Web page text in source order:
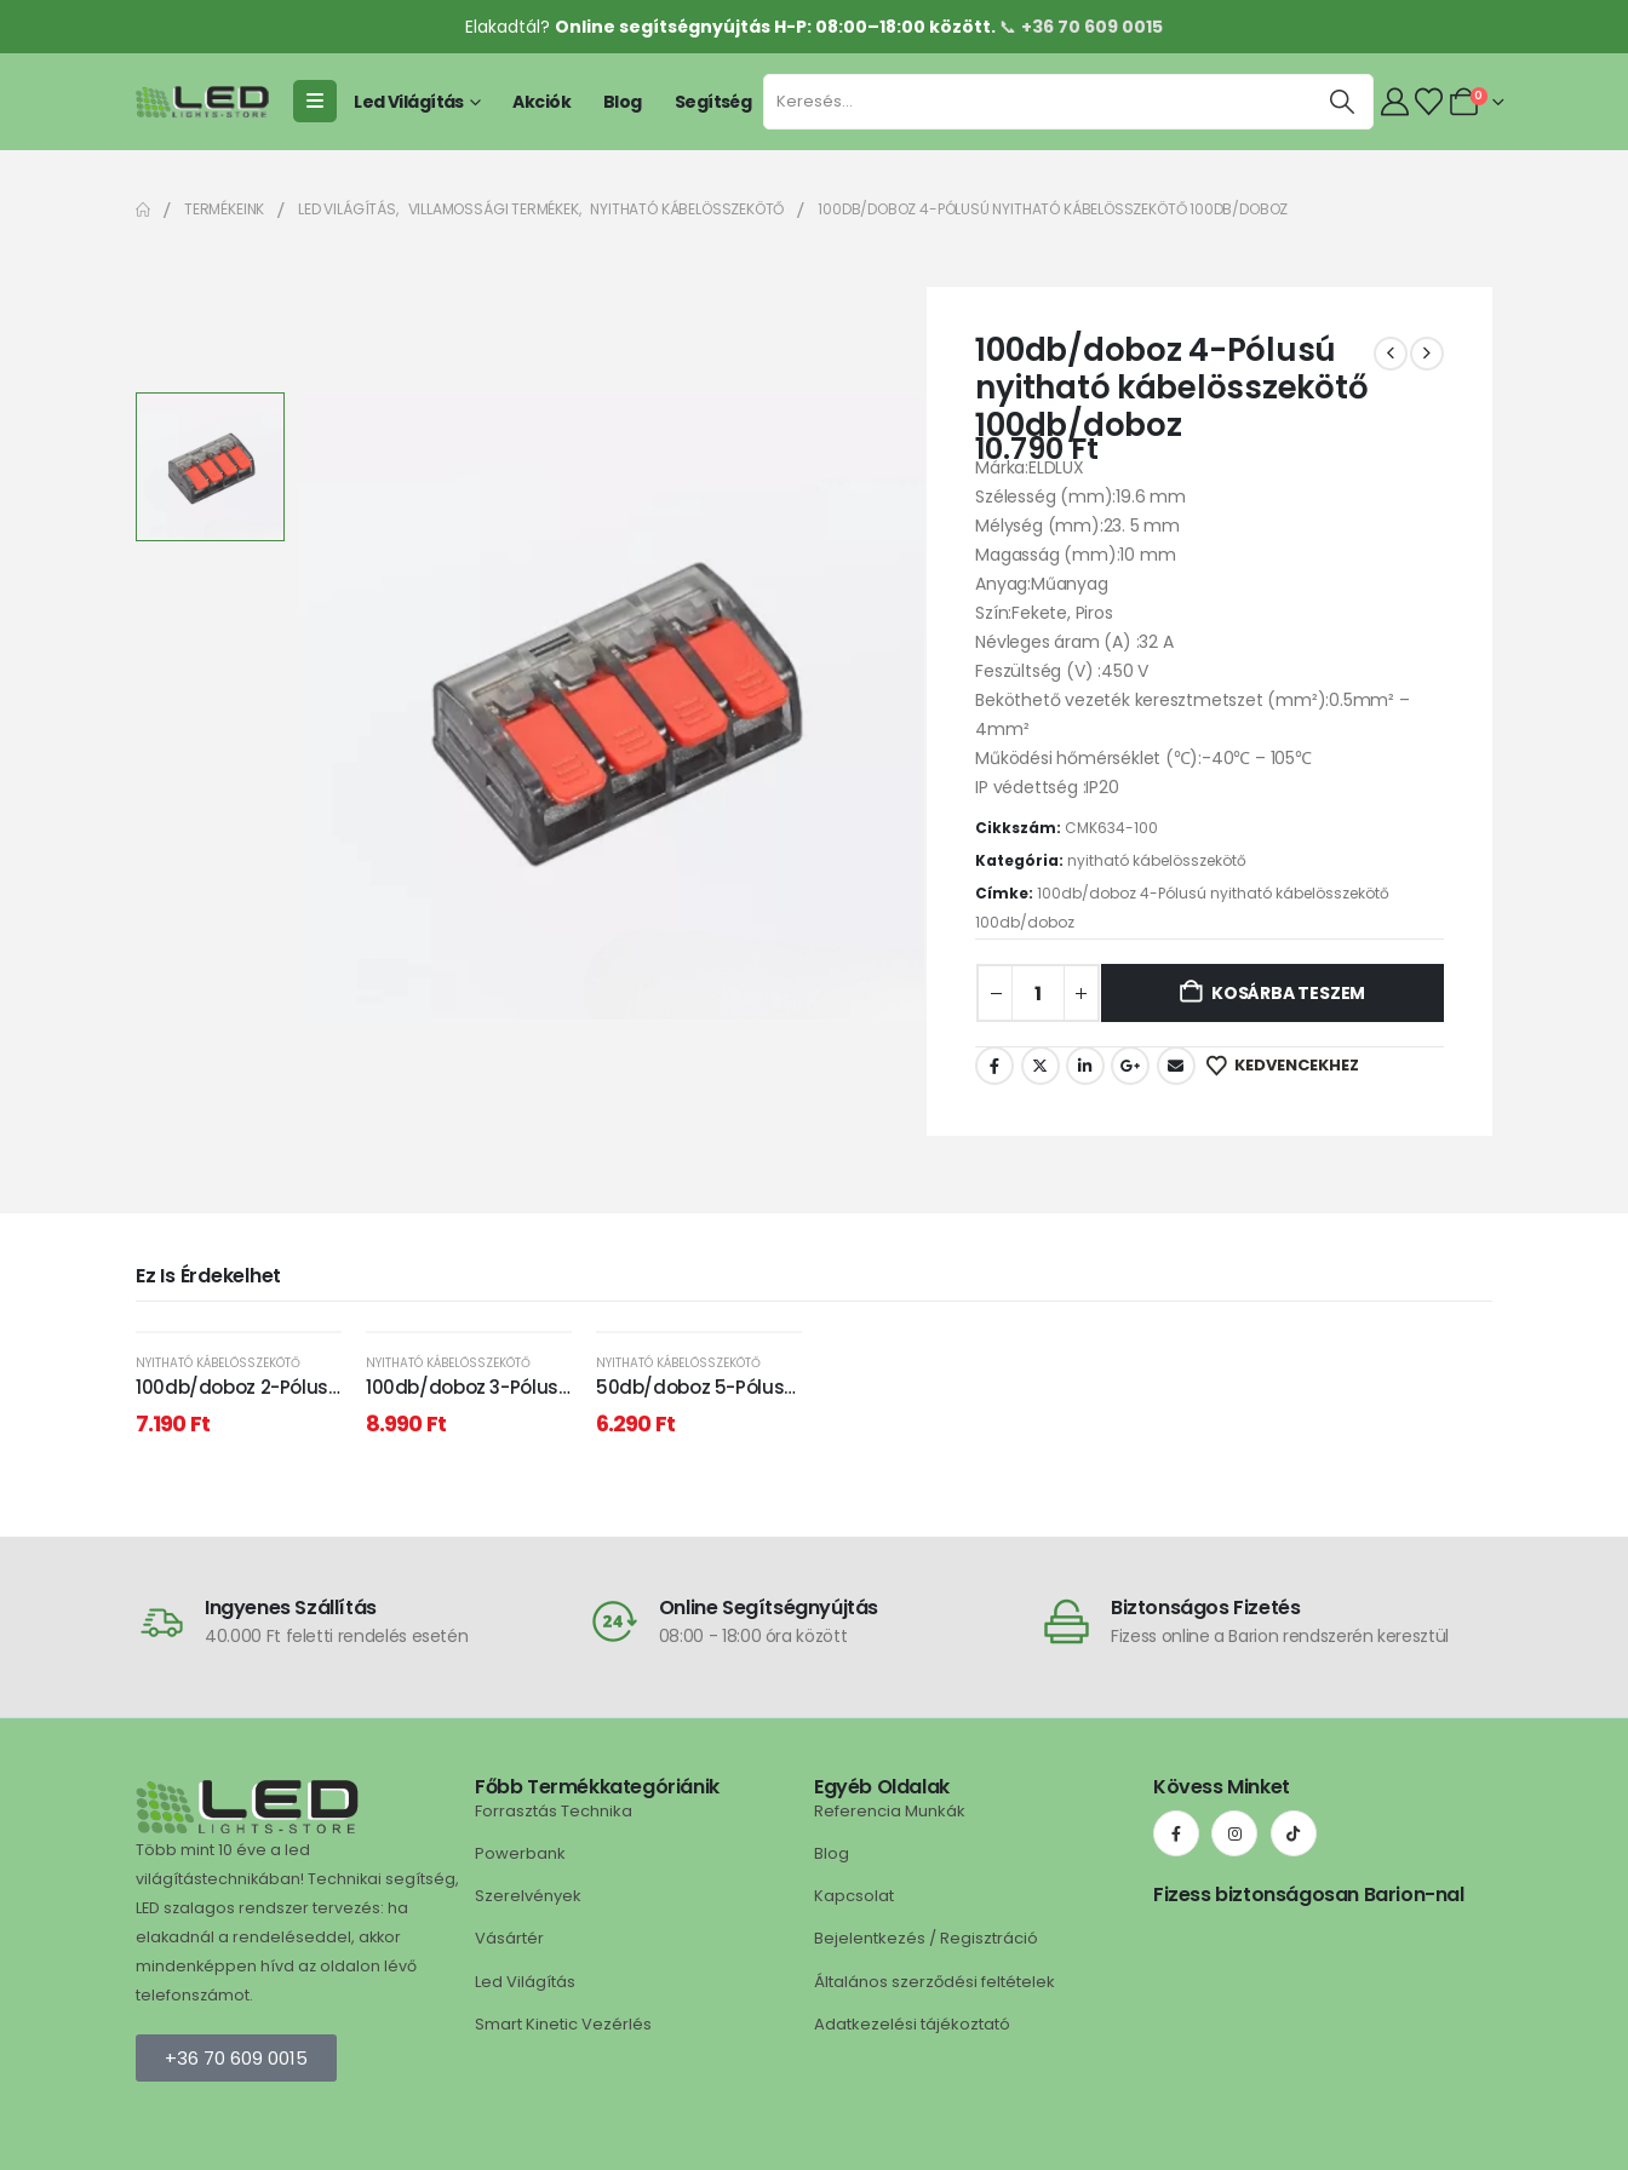
Elakadtál? Online segítségnyújtás H-P: 08:00–18:00 között. 📞 +36 70 609 0015
Led Világítás Akciók Blog Segítség 0
TERMÉKEINK LED VILÁGÍTÁS, VILLAMOSSÁGI TERMÉKEK, NYITHATÓ KÁBELÖSSZEKÖTŐ 100DB/DOBOZ 4-PÓLUSÚ NYITHATÓ KÁBELÖSSZEKÖTŐ 100DB/DOBOZ
100db/doboz 4-Pólusú
nyitható kábelösszekötő
100db/doboz
10.790Ft
Márka:ELDLUX
Szélesség (mm):19.6 mm
Mélység (mm):23. 5 mm
Magasság (mm):10 mm
Anyag:Műanyag
Szín:Fekete, Piros
Névleges áram (A) :32 A
Feszültség (V) :450 V
Beköthető vezeték keresztmetszet (mm²):0.5mm² –
4mm²
Működési hőmérséklet (℃):-40℃ – 105℃
IP védettség :IP20
Cikkszám: CMK634-100
Kategória: nyitható kábelösszekötő
Címke:100db/doboz 4-Pólusú nyitható kábelösszekötő
100db/doboz
KOSÁRBA TESZEM
KEDVENCEKHEZ
Ez Is Érdekelhet
NYITHATÓ KÁBELÖSSZEKÖTŐ
100db/doboz 2-Pólusú
nyitható
kábelösszekötő
7.190Ft
NYITHATÓ KÁBELÖSSZEKÖTŐ
100db/doboz 3-Pólusú
nyitható
kábelösszekötő
8.990Ft
NYITHATÓ KÁBELÖSSZEKÖTŐ
50db/doboz 5-Pólusú
nyitható
kábelösszekötő
6.290Ft
Ingyenes Szállítás
40.000 Ft feletti rendelés esetén
Online Segítségnyújtás
08:00 - 18:00 óra között
Biztonságos Fizetés
Fizess online a Barion rendszerén keresztül
Több mint 10 éve a led
világítástechnikában! Technikai segítség,
LED szalagos rendszer tervezés: ha
elakadnál a rendeléseddel, akkor
mindenképpen hívd az oldalon lévő
telefonszámot.
+36 70 609 0015
Főbb Termékkategóriánik
Forrasztás Technika
Powerbank
Szerelvények
Vásártér
Led Világítás
Smart Kinetic Vezérlés
Egyéb Oldalak
Referencia Munkák
Blog
Kapcsolat
Bejelentkezés / Regisztráció
Általános szerződési feltételek
Adatkezelési tájékoztató
Kövess Minket
Fizess biztonságosan Barion-nal